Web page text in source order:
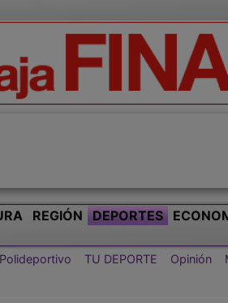
REGIÓN DEPORTES
Polideportivo TU DEPORTE Opinión